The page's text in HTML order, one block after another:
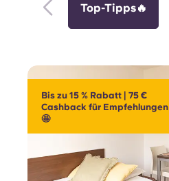
Top-Tipps🔥
Bis zu 15 % Rabatt | 75 €
Cashback für Empfehlungen
🤩